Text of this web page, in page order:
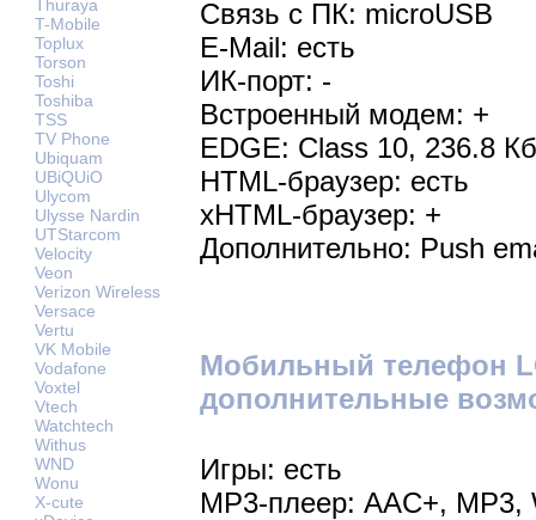
Thuraya
T-Mobile
Toplux
Torson
Toshi
Toshiba
TSS
TV Phone
Ubiquam
UBiQUiO
Ulycom
Ulysse Nardin
UTStarcom
Velocity
Veon
Verizon Wireless
Versace
Vertu
VK Mobile
Vodafone
Voxtel
Vtech
Watchtech
Withus
WND
Wonu
X-cute
Связь с ПК: microUSB
E-Mail: есть
ИК-порт: -
Встроенный модем: +
EDGE: Class 10, 236.8
HTML-браузер: есть
xHTML-браузер: +
Дополнительно: Push
Мобильный телефон
дополнительные
Игры: есть
MP3-плеер: AAC+, MP3,